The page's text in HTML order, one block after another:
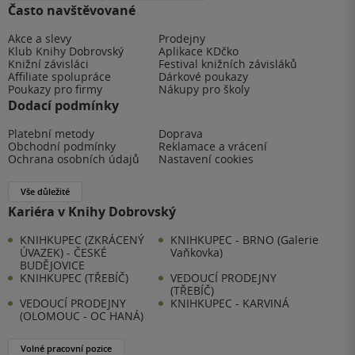
Často navštěvované
Akce a slevy
Prodejny
Klub Knihy Dobrovský
Aplikace KDčko
Knižní závisláci
Festival knižních závisláků
Affiliate spolupráce
Dárkové poukazy
Poukazy pro firmy
Nákupy pro školy
Dodací podmínky
Platební metody
Doprava
Obchodní podmínky
Reklamace a vrácení
Ochrana osobních údajů
Nastavení cookies
Vše důležité
Kariéra v Knihy Dobrovský
KNIHKUPEC (ZKRÁCENÝ
ÚVAZEK) - ČESKÉ
BUDĚJOVICE
KNIHKUPEC - BRNO (Galerie
Vaňkovka)
KNIHKUPEC (TŘEBÍČ)
VEDOUCÍ PRODEJNY
(TŘEBÍČ)
VEDOUCÍ PRODEJNY
(OLOMOUC - OC HANÁ)
KNIHKUPEC - KARVINÁ
Volné pracovní pozice